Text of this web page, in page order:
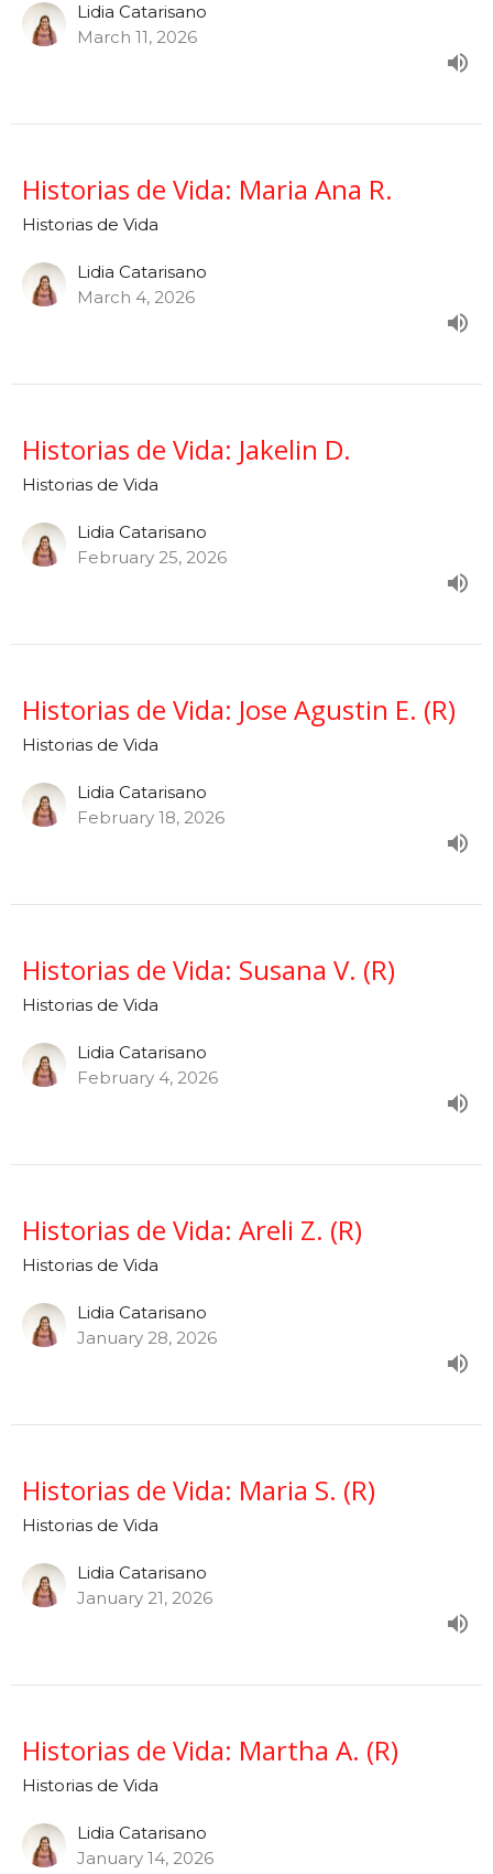
Lidia Catarisano
March 11, 2026
Historias de Vida: Maria Ana R.
Historias de Vida
Lidia Catarisano
March 4, 2026
Historias de Vida: Jakelin D.
Historias de Vida
Lidia Catarisano
February 25, 2026
Historias de Vida: Jose Agustin E. (R)
Historias de Vida
Lidia Catarisano
February 18, 2026
Historias de Vida: Susana V. (R)
Historias de Vida
Lidia Catarisano
February 4, 2026
Historias de Vida: Areli Z. (R)
Historias de Vida
Lidia Catarisano
January 28, 2026
Historias de Vida: Maria S. (R)
Historias de Vida
Lidia Catarisano
January 21, 2026
Historias de Vida: Martha A. (R)
Historias de Vida
Lidia Catarisano
January 14, 2026